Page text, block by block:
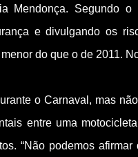
Mendonça. Segundo o
e divulgando os
do que o de 2011.
o Carnaval, mas
entre uma
“Não podemos